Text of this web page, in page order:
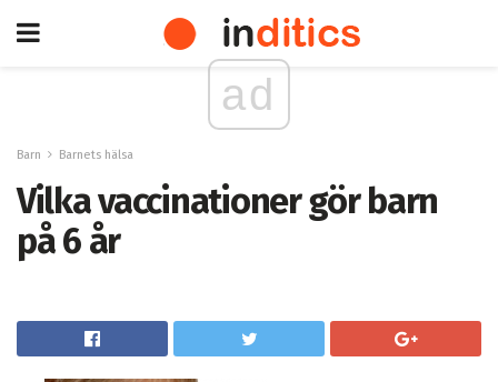
ad
Barn Barnets hälsa
Vilka vaccinationer gör barn
på 6 år